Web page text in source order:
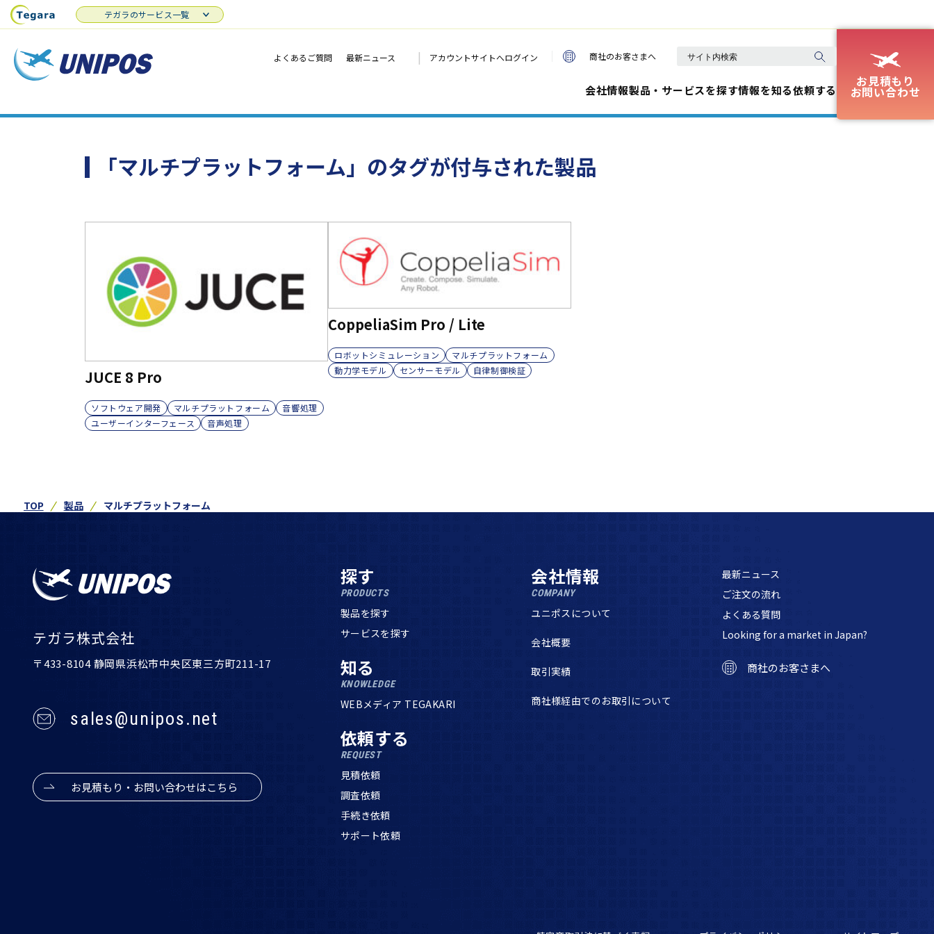
よくあるご質問 最新ニュース | アカウントサイトへログイン 商社のお客さまへ
会社情報製品・サービスを探す情報を知る依頼する
お見積もり
お問い合わせ
テガラのサービス一覧
「マルチプラットフォーム」のタグが付与された製品
JUCE 8 Pro
ソフトウェア開発 マルチプラットフォーム
音響処理
ユーザーインターフェース
音声処理
CoppeliaSim Pro / Lite
ロボットシミュレーション
マルチプラットフォーム
動力学モデル
センサーモデル 自律制御検証
TOP 製品 マルチプラットフォーム
テガラ株式会社
〒433-8104 静岡県浜松市中央区東三方町211-17
sales@unipos.net
お見積もり・お問い合わせはこちら
探す
PRODUCTS
製品を探す
サービスを探す
知る
KNOWLEDGE
WEBメディア TEGAKARI
依頼する
REQUEST
見積依頼
調査依頼
手続き依頼
サポート依頼
会社情報
COMPANY
ユニポスについて
会社概要
取引実績
商社様経由でのお取引について
最新ニュース
ご注文の流れ
よくある質問
Looking for a market in Japan?
商社のお客さまへ